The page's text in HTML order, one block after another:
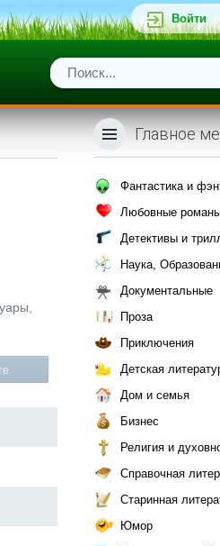
Войти
Главное
Фантастика и
Любовные
Детективы и
Наука,
Документальные
Проза
Приключения
Детская
Дом и семья
Бизнес
Религия и
Справочная
Старинная
Юмор